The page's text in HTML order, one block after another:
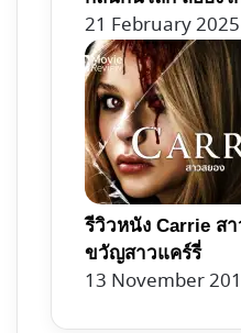
21 February 2025
รีวิวหนัง Carrie สา
ขวัญสาวแคร์รี่
13 November